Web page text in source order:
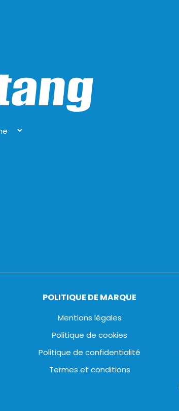
POLITIQUE DE MARQUE
Mentions légales
Politique de cookies
Politique de confidentialité
Termes et conditions